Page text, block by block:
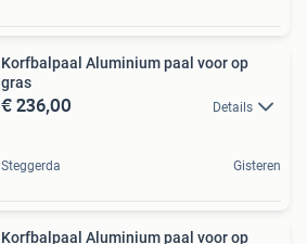
Korfbalpaal Aluminium paal voor op
gras
€ 236,00 Details
Steggerda Gisteren
Korfbalpaal Aluminium paal voor op